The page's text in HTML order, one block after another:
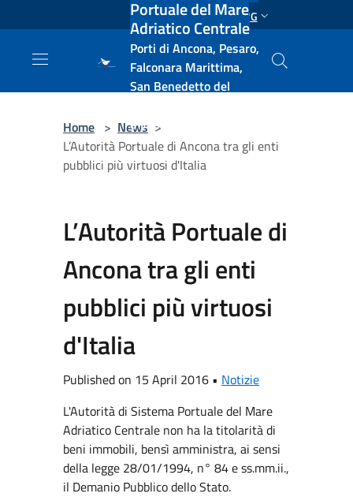
Salta al contenuto principale ENG
Portuale del Mare
Adriatico Centrale
Porti di Ancona, Pesaro,
Falconara Marittima,
San Benedetto del
e Vasto
Home > News >
L’Autorità Portuale di Ancona tra gli enti
pubblici più virtuosi d'Italia
L’Autorità Portuale di
Ancona tra gli enti
pubblici più virtuosi
d'Italia
Published on 15 April 2016 • Notizie
L'Autorità di Sistema Portuale del Mare
Adriatico Centrale non ha la titolarità di
beni immobili, bensì amministra, ai sensi
della legge 28/01/1994, n° 84 e ss.mm.ii.,
il Demanio Pubblico dello Stato.